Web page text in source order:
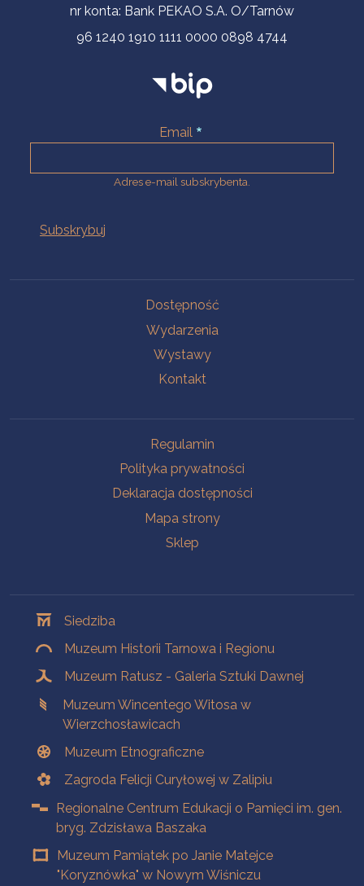
nr konta: Bank PEKAO S.A. O/Tarnów
96 1240 1910 1111 0000 0898 4744
Email
Adres e-mail subskrybenta.
Dostępność
Wydarzenia
Wystawy
Kontakt
Regulamin
Polityka prywatności
Deklaracja dostępności
Mapa strony
Sklep
Siedziba
Muzeum Historii Tarnowa i Regionu
Muzeum Ratusz - Galeria Sztuki Dawnej
Muzeum Wincentego Witosa w
Wierzchosławicach
Muzeum Etnograficzne
Zagroda Felicji Curyłowej w Zalipiu
Regionalne Centrum Edukacji o Pamięci im. gen.
bryg. Zdzisława Baszaka
Muzeum Pamiątek po Janie Matejce
"Koryznówka" w Nowym Wiśniczu